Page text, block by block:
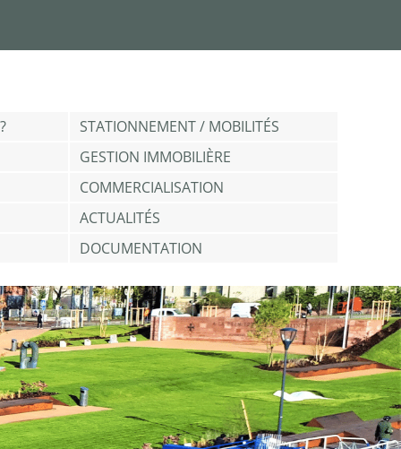
STATIONNEMENT / MOBILITÉS
GESTION IMMOBILIÈRE
COMMERCIALISATION
ACTUALITÉS
DOCUMENTATION